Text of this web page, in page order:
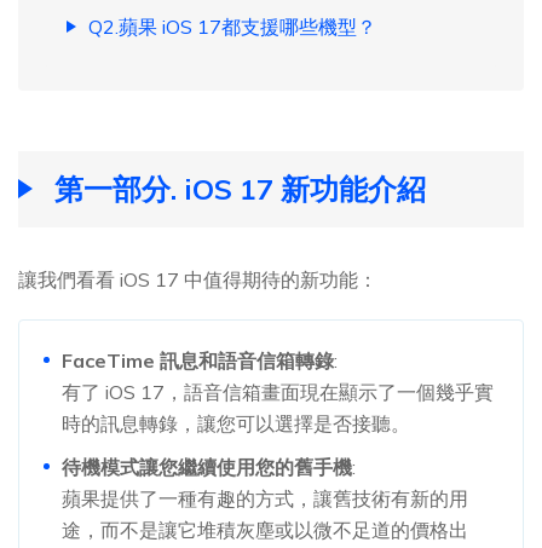
Q2.蘋果 iOS 17都支援哪些機型？
第一部分. iOS 17 新功能介紹
讓我們看看 iOS 17 中值得期待的新功能：
FaceTime 訊息和語音信箱轉錄:
有了 iOS 17，語音信箱畫面現在顯示了一個幾乎實
時的訊息轉錄，讓您可以選擇是否接聽。
待機模式讓您繼續使用您的舊手機:
蘋果提供了一種有趣的方式，讓舊技術有新的用
途，而不是讓它堆積灰塵或以微不足道的價格出